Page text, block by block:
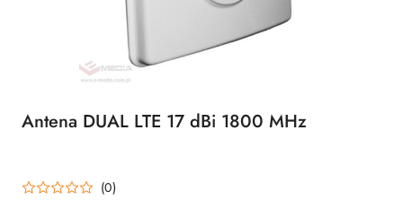
Antena DUAL LTE 17 dBi 1800 MHz
(0)